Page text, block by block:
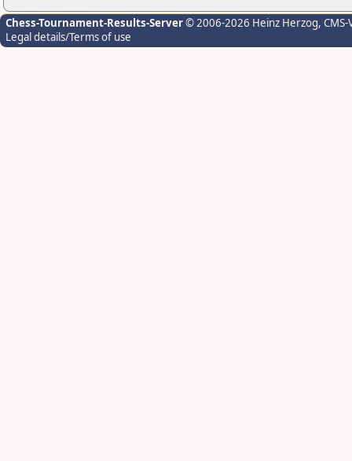
Chess-Tournament-Results-Server© 2006-2026 Heinz Herzog,
Legal details/Terms of use